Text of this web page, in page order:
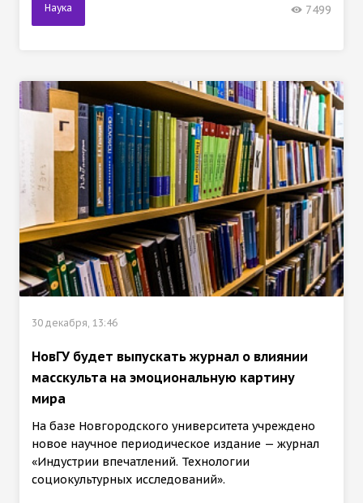
Наука 7499
30 декабря, 13:46
НовГУ будет выпускать журнал о влиянии
масскульта на эмоциональную картину
мира
На базе Новгородского университета учреждено
новое научное периодическое издание — журнал
«Индустрии впечатлений. Технологии
социокультурных исследований».